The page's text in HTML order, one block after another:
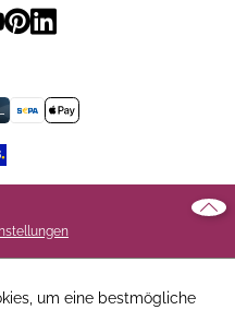
um eine bestmögliche